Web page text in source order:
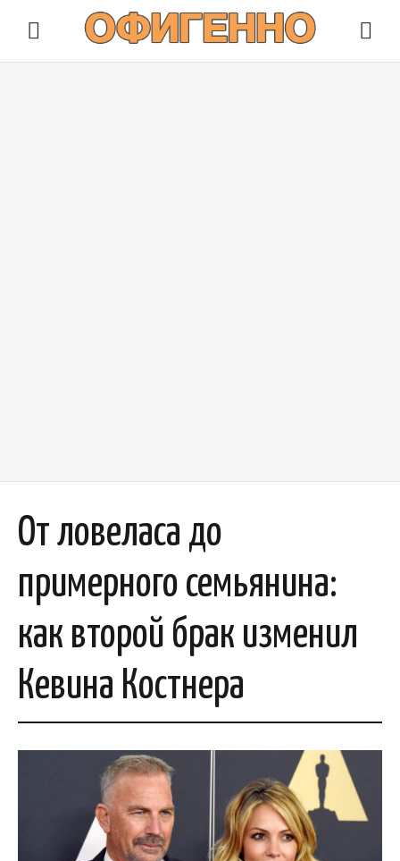
От ловеласа до
примерного семьянина:
как второй брак изменил
Кевина Костнера